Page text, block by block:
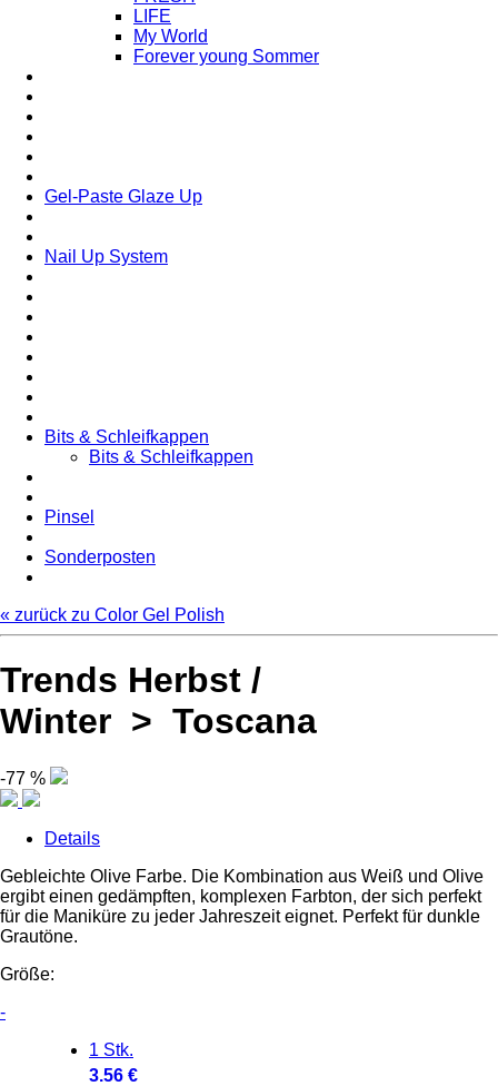
LIFE
My World
Forever young Sommer
Gel-Paste Glaze Up
Nail Up System
Bits & Schleifkappen
Bits & Schleifkappen
Pinsel
Sonderposten
« zurück zu Color Gel Polish
Trends Herbst /
Winter > Toscana
-77 %
Details
Gebleichte Olive Farbe. Die Kombination aus Weiß und Olive
ergibt einen gedämpften, komplexen Farbton, der sich perfekt
für die Maniküre zu jeder Jahreszeit eignet. Perfekt für dunkle
Grautöne.
Größe:
-
1 Stk.
3.56 €